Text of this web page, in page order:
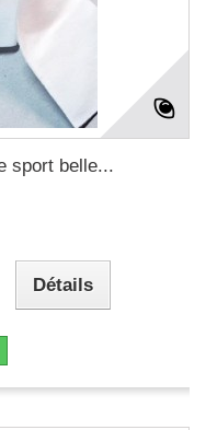
sport belle...
Détails